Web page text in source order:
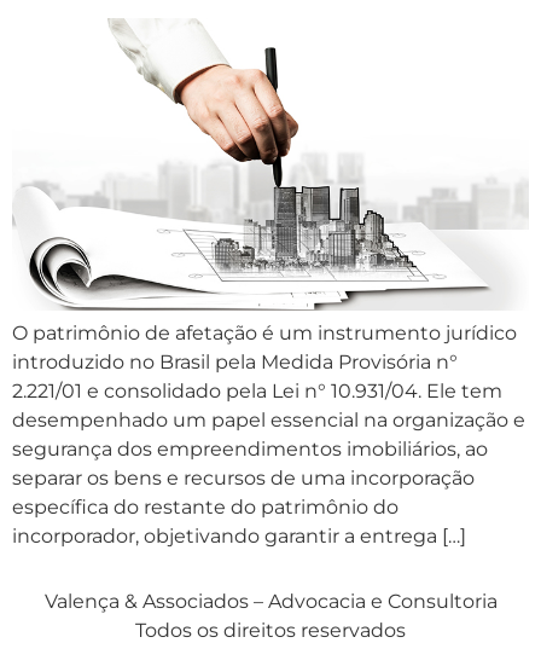
O patrimônio de afetação é um instrumento jurídico
introduzido no Brasil pela Medida Provisória n°
2.221/01 e consolidado pela Lei n° 10.931/04. Ele tem
desempenhado um papel essencial na organização e
segurança dos empreendimentos imobiliários, ao
separar os bens e recursos de uma incorporação
específica do restante do patrimônio do
incorporador, objetivando garantir a entrega […]
Valença & Associados – Advocacia e Consultoria
Todos os direitos reservados